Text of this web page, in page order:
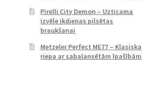
Pirelli City Demon – Uzticama
izvēle ikdienas pilsētas
braukšanai
Metzeler Perfect ME77 – Klasiska
riepa ar sabalansētām īpašībām